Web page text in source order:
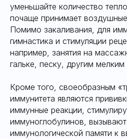
уменьшайте количество
почаще принимает
Помимо закаливания, для
гимнастика и стимуляции
например, занятия на
гальке, песку, другим
Кроме того, своеобразным
иммунитета являются
иммунные реакции,
иммуноглобулинов,
иммунологической памяти к